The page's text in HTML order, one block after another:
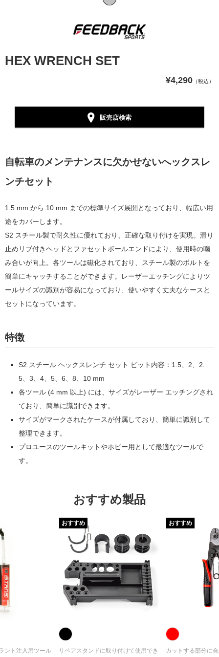
HEX WRENCH SET
¥4,290 （税込）
販売店検索
自転車のメンテナンスに欠かせないへックスレ
ンチセット
1.5 mm から 10 mm までの標準サイズ展開となっており、 幅広い用
途をカバーします。
S2 スチール製で耐久性に優れており、正確な取り付けを実現。滑り
止めリブ付きヘッドとファセットボールエンドにより、使用時の噛
み合いが向上。 各ツールは磁化されており、スチール製のボルトを
簡単にキャッチすることができます。
レーザーエッチングによりツ
ールサイズの識別が容易になっており、使いやすく丈夫なケースと
セットになっています。
特徴
S2 スチール ヘックスレンチ セット ビット内容：1.5、2、2.
5、3、4、5、6、8、10 mm
各ツール (4 mm 以上) には、サイズがレーザー エッチングされ
ており、簡単に識別できます。
サイズがマークされたケースが付属しており、簡単に識別して
整理できます。
プロユースのツールキットやホビー用として最適なツールで
す。
おすすめ製品
ント注入用ツール リペアスタンドに取り付けて使用でき
おすすめ
カットする部分に
おすすめ